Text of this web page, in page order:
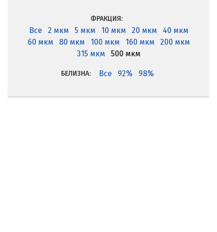
ФРАКЦИЯ:
Все 2 мкм 5 мкм 10 мкм 20 мкм
40 мкм
60 мкм
80 мкм 100 мкм 160 мкм
200 мкм
315 мкм
500 мкм
БЕЛИЗНА: Все 92% 98%